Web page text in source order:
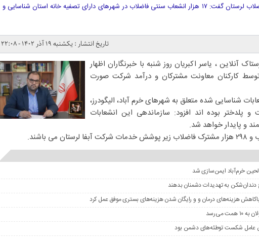
مدیرعامل شرکت آب و فاضلاب لرستان گفت: ۱۷ هزار انشعاب سنتی فاضلاب در شهرهای دارای تصفیه خانه استان شناسایی و
تاریخ انتشار : یکشنبه ۱۹ آذر ۱۴۰۲ - ۲۲:۰۸
آنلاین ، یاسر اکبریان روز شنبه با خبرنگاران اظهار
کارکنان معاونت مشترکان و درآمد شرکت صورت
شناسایی شده متعلق به شهرهای خرم آباد، الیگودرز،
و پلدختر بوده اند افزود: سازماندهی این انشعابات
و پایدار خواهد شد.
خرم‌آباد ایمن‌سازی شد
دندان‌شکن به تهدیدات دشمنان بدهند
هزینه‌های درمان و و رایگان شدن هزینه‌های بستری موفق عمل کرد
می‌رسد
عامل شکست توطئه‌های دشمن بود